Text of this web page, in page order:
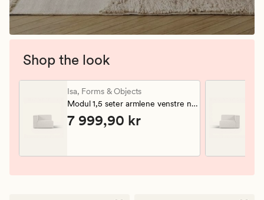
Shop the look
Forms & Objects Isa Modul 1,5 seter armlene venstre
Isa, Forms & Objects
Modul 1,5 seter armlene venstre natur
Pris 7 999,90 kr
7 999,90 kr